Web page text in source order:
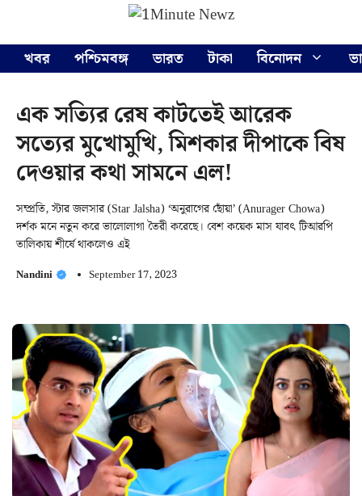
content
খবর
পশ্চিমবঙ্গ ভারত টাকা বিনোদন
এক সত্যির রেষ কাটতেই আরেক
সত্যের মুখোমুখি, মিশকার দীপাকে বিষ
দেওয়ার কথা সামনে এল!
সম্প্রতি, স্টার জলসার (Star Jalsha) ‘অনুরাগের ছোঁয়া’ (Anurager Chowa)
দর্শক মনে নতুন করে ভালোলাগা তৈরী করেছে। বেশ কয়েক মাস যাবৎ টিআরপি
তালিকায় শীর্ষে থাকলেও এই
Nandini September 17, 2023